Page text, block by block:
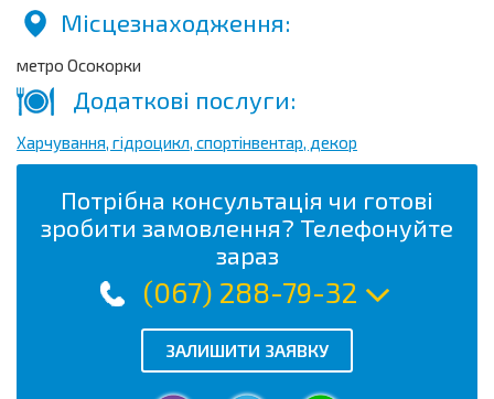
Місцезнаходження:
метро Осокорки
Додаткові послуги:
Харчування, гідроцикл, спортінвентар, декор
Потрібна консультація чи готові
зробити замовлення? Телефонуйте
зараз
(067) 288-79-32
ЗАЛИШИТИ ЗАЯВКУ